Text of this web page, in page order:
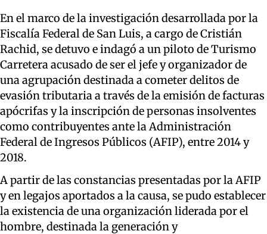
En el marco de la investigación desarrollada por la
Fiscalía Federal de San Luis, a cargo de Cristián
Rachid, se detuvo e indagó a un piloto de Turismo
Carretera acusado de ser el jefe y organizador de
una agrupación destinada a cometer delitos de
evasión tributaria a través de la emisión de facturas
apócrifas y la inscripción de personas insolventes
como contribuyentes ante la Administración
Federal de Ingresos Públicos (AFIP), entre 2014 y
2018.
A partir de las constancias presentadas por la AFIP
y en legajos aportados a la causa, se pudo establecer
la existencia de una organización liderada por el
hombre, destinada la generación y